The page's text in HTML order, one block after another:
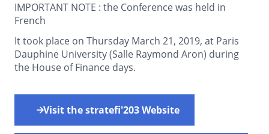
IMPORTANT NOTE : the Conference was held in
French
It took place on Thursday March 21, 2019, at Paris
Dauphine University (Salle Raymond Aron) during
the House of Finance days.
Visit the stratefi'203 Website